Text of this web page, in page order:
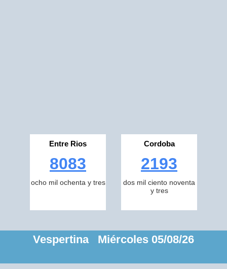
Entre Rios
8083
ocho mil ochenta y tres
Cordoba
2193
dos mil ciento noventa
y tres
Vespertina Miércoles 05/08/26